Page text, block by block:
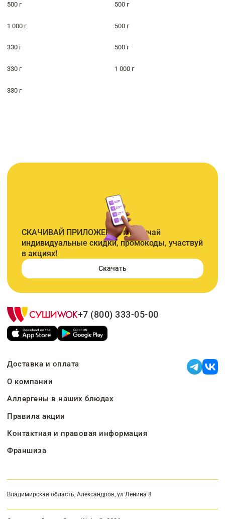
500 г 500 г
1 000 г 500 г
330 г 500 г
330 г 1 000 г
330 г
СКАЧИВАЙ ПРИЛОЖЕНИЕ и получай
индивидуальные скидки, промокоды, участвуй
в акциях!
Скачать
+7 (800) 333-05-00
Доставка и оплата
О компании
Аллергены в наших блюдах
Правила акции
Контактная и правовая информация
Франшиза
Владимирская область, Александров, ул Ленина 8